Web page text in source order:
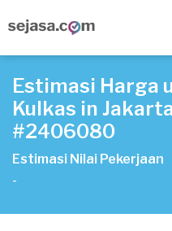
Estimasi Harga
Kulkas in
#2406080
Estimasi Nilai Pekerjaan
-